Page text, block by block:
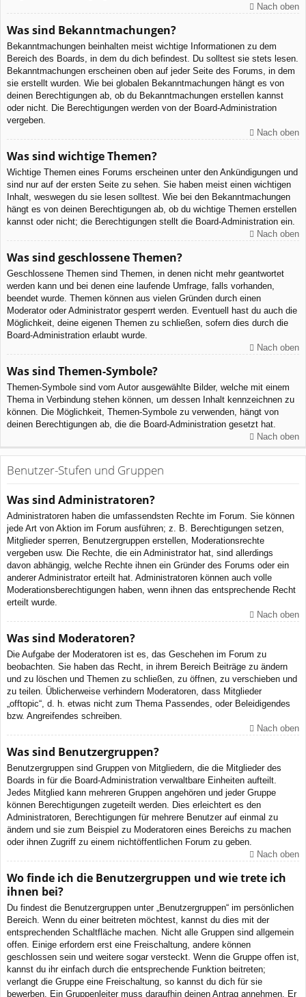
Nach oben
Was sind Bekanntmachungen?
Bekanntmachungen beinhalten meist wichtige Informationen zu dem
Bereich des Boards, in dem du dich befindest. Du solltest sie stets lesen.
Bekanntmachungen erscheinen oben auf jeder Seite des Forums, in dem
sie erstellt wurden. Wie bei globalen Bekanntmachungen hängt es von
deinen Berechtigungen ab, ob du Bekanntmachungen erstellen kannst
oder nicht. Die Berechtigungen werden von der Board-Administration
vergeben.
Nach oben
Was sind wichtige Themen?
Wichtige Themen eines Forums erscheinen unter den Ankündigungen und
sind nur auf der ersten Seite zu sehen. Sie haben meist einen wichtigen
Inhalt, weswegen du sie lesen solltest. Wie bei den Bekanntmachungen
hängt es von deinen Berechtigungen ab, ob du wichtige Themen erstellen
kannst oder nicht; die Berechtigungen stellt die Board-Administration ein.
Nach oben
Was sind geschlossene Themen?
Geschlossene Themen sind Themen, in denen nicht mehr geantwortet
werden kann und bei denen eine laufende Umfrage, falls vorhanden,
beendet wurde. Themen können aus vielen Gründen durch einen
Moderator oder Administrator gesperrt werden. Eventuell hast du auch die
Möglichkeit, deine eigenen Themen zu schließen, sofern dies durch die
Board-Administration erlaubt wurde.
Nach oben
Was sind Themen-Symbole?
Themen-Symbole sind vom Autor ausgewählte Bilder, welche mit einem
Thema in Verbindung stehen können, um dessen Inhalt kennzeichnen zu
können. Die Möglichkeit, Themen-Symbole zu verwenden, hängt von
deinen Berechtigungen ab, die die Board-Administration gesetzt hat.
Nach oben
Benutzer-Stufen und Gruppen
Was sind Administratoren?
Administratoren haben die umfassendsten Rechte im Forum. Sie können
jede Art von Aktion im Forum ausführen; z. B. Berechtigungen setzen,
Mitglieder sperren, Benutzergruppen erstellen, Moderationsrechte
vergeben usw. Die Rechte, die ein Administrator hat, sind allerdings
davon abhängig, welche Rechte ihnen ein Gründer des Forums oder ein
anderer Administrator erteilt hat. Administratoren können auch volle
Moderationsberechtigungen haben, wenn ihnen das entsprechende Recht
erteilt wurde.
Nach oben
Was sind Moderatoren?
Die Aufgabe der Moderatoren ist es, das Geschehen im Forum zu
beobachten. Sie haben das Recht, in ihrem Bereich Beiträge zu ändern
und zu löschen und Themen zu schließen, zu öffnen, zu verschieben und
zu teilen. Üblicherweise verhindern Moderatoren, dass Mitglieder
„offtopic“, d. h. etwas nicht zum Thema Passendes, oder Beleidigendes
bzw. Angreifendes schreiben.
Nach oben
Was sind Benutzergruppen?
Benutzergruppen sind Gruppen von Mitgliedern, die die Mitglieder des
Boards in für die Board-Administration verwaltbare Einheiten aufteilt.
Jedes Mitglied kann mehreren Gruppen angehören und jeder Gruppe
können Berechtigungen zugeteilt werden. Dies erleichtert es den
Administratoren, Berechtigungen für mehrere Benutzer auf einmal zu
ändern und sie zum Beispiel zu Moderatoren eines Bereichs zu machen
oder ihnen Zugriff zu einem nichtöffentlichen Forum zu geben.
Nach oben
Wo finde ich die Benutzergruppen und wie trete ich
ihnen bei?
Du findest die Benutzergruppen unter „Benutzergruppen“ im persönlichen
Bereich. Wenn du einer beitreten möchtest, kannst du dies mit der
entsprechenden Schaltfläche machen. Nicht alle Gruppen sind allgemein
offen. Einige erfordern erst eine Freischaltung, andere können
geschlossen sein und weitere sogar versteckt. Wenn die Gruppe offen ist,
kannst du ihr einfach durch die entsprechende Funktion beitreten;
verlangt die Gruppe eine Freischaltung, so kannst du dich für sie
bewerben. Ein Gruppenleiter muss daraufhin deinen Antrag annehmen. Er